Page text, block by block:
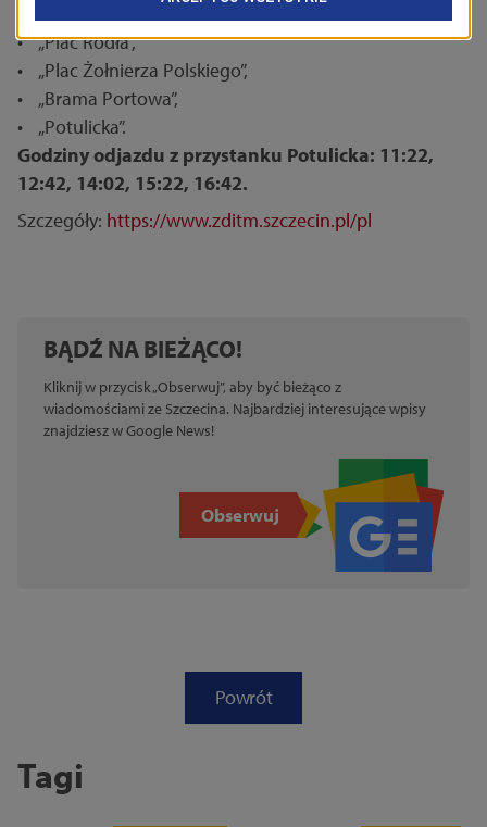
• „Plac Rodła”,
• „Plac Żołnierza Polskiego”,
• „Brama Portowa”,
• „Potulicka”.
Godziny odjazdu z przystanku Potulicka: 11:22,
12:42, 14:02, 15:22, 16:42.
Szczegóły: https://www.zditm.szczecin.pl/pl
BĄDŹ NA BIEŻĄCO!
Kliknij w przycisk „Obserwuj”, aby być bieżąco z
wiadomościami ze Szczecina. Najbardziej interesujące wpisy
znajdziesz w Google News!
Obserwuj
Powrót
Tagi